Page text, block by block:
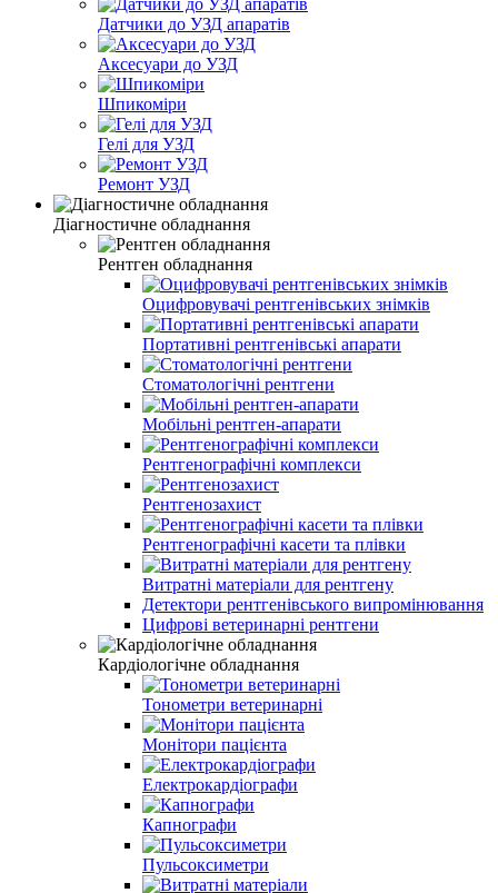
Датчики до УЗД апаратів
Аксесуари до УЗД
Шпикоміри
Гелі для УЗД
Ремонт УЗД
Діагностичне обладнання
Рентген обладнання
Оцифровувачі рентгенівських знімків
Портативні рентгенівські апарати
Стоматологічні рентгени
Мобільні рентген-апарати
Рентгенографічні комплекси
Рентгенозахист
Рентгенографічні касети та плівки
Витратні матеріали для рентгену
Детектори рентгенівського випромінювання
Цифрові ветеринарні рентгени
Кардіологічне обладнання
Тонометри ветеринарні
Монітори пацієнта
Електрокардіографи
Капнографи
Пульсоксиметри